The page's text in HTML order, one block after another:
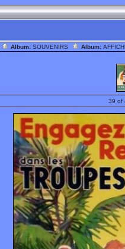
Album: SOUVENIRS Album:
39 of